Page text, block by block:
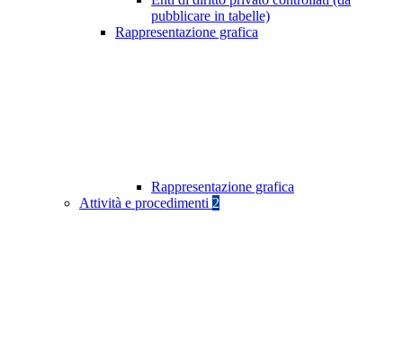
pubblicare in tabelle)
Rappresentazione grafica
Rappresentazione grafica
Attività e procedimenti 2